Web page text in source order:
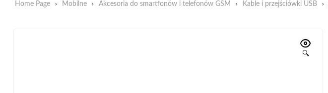
Home Page Mobilne Akcesoria do smartfonów i telefonów GSM Kable i przejściówki USB
🔍